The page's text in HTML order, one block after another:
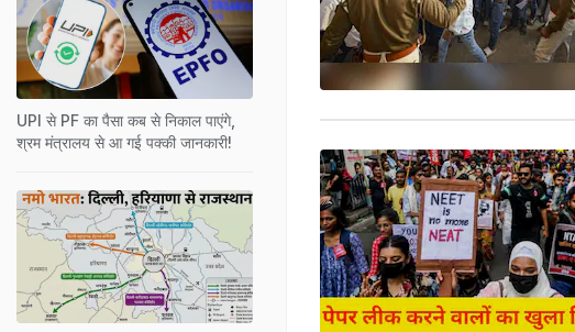
UPI से PF का पैसा कब से निकाल पाएंगे,
श्रम मंत्रालय से आ गई पक्‍की जानकारी!